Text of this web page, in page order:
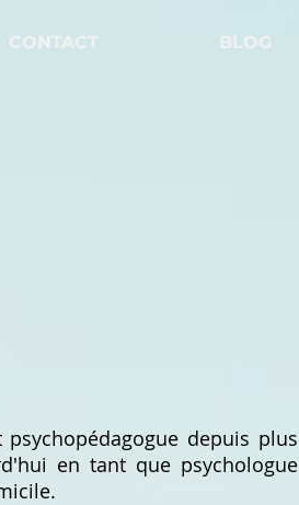
CONTACT BLOG
depuis plus
en tant que psychologue